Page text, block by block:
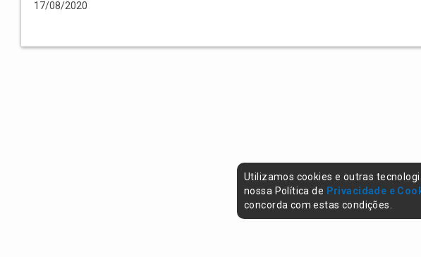
17/08/2020
Utilizamos cookies e outras
nossa Política de Privacidade e
concorda com estas condições.